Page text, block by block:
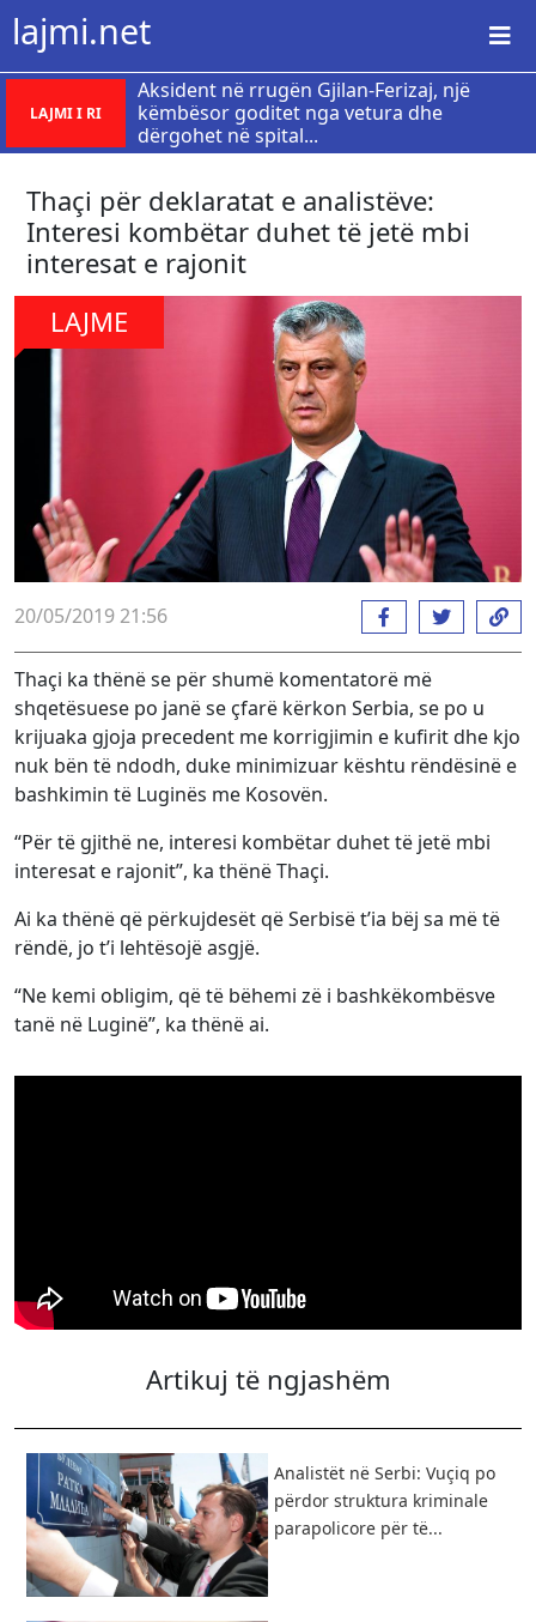
lajmi.net
LAJMI I RI
Aksident në rrugën Gjilan-Ferizaj, një
këmbësor goditet nga vetura dhe
dërgohet në spital...
Thaçi për deklaratat e analistëve:
Interesi kombëtar duhet të jetë mbi
interesat e rajonit
LAJME
20/05/2019 21:56
Thaçi ka thënë se për shumë komentatorë më
shqetësuese po janë se çfarë kërkon Serbia, se po u
krijuaka gjoja precedent me korrigjimin e kufirit dhe kjo
nuk bën të ndodh, duke minimizuar kështu rëndësinë e
bashkimin të Luginës me Kosovën.
“Për të gjithë ne, interesi kombëtar duhet të jetë mbi
interesat e rajonit”, ka thënë Thaçi.
Ai ka thënë që përkujdesët që Serbisë t’ia bëj sa më të
rëndë, jo t’i lehtësojë asgjë.
“Ne kemi obligim, që të bëhemi zë i bashkëkombësve
tanë në Luginë”, ka thënë ai.
Artikuj të ngjashëm
Analistët në Serbi: Vuçiq po
përdor struktura kriminale
parapolicore për të...